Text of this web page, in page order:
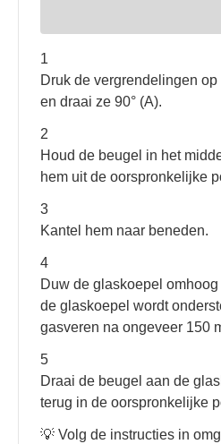
1
Druk de vergrendelingen
en draai ze 90° (A).
2
Houd de beugel in het
hem uit de oorspronkelijke
3
Kantel hem naar beneden.
4
Duw de glaskoepel
de glaskoepel wordt
gasveren na ongeveer 150
5
Draai de beugel aan de
terug in de oorspronkelijke
💡 Volg de instructies in